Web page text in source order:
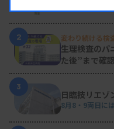
2 変わり続ける
生理検査の
た後”まで確認
3
日臨技リエゾ
8月8・9両日に